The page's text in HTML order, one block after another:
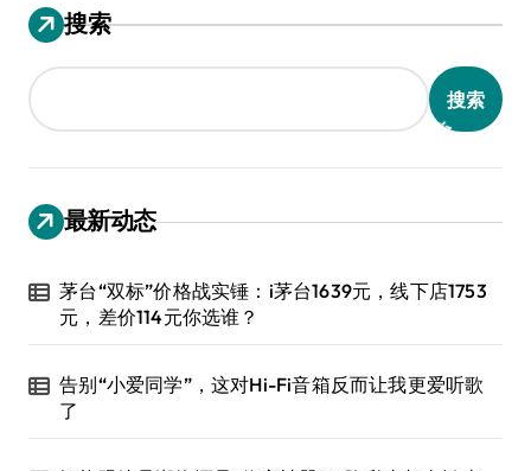
搜索
搜索
最新动态
茅台“双标”价格战实锤：i茅台1639元，线下店1753
元，差价114元你选谁？
告别“小爱同学”，这对Hi-Fi音箱反而让我更爱听歌
了